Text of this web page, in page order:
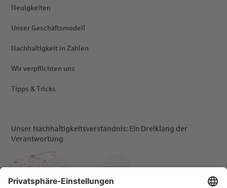
Neuigkeiten
Unser Geschäftsmodell
Nachhaltigkeit in Zahlen
Wir verpflichten uns
Tipps & Tricks
Unser Nachhaltigkeitsverständnis: Ein Dreiklang der
Verantwortung